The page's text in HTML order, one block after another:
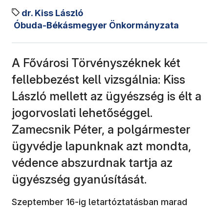
dr. Kiss László
Óbuda-Békásmegyer Önkormányzata
A Fővárosi Törvényszéknek két
fellebbezést kell vizsgálnia: Kiss
László mellett az ügyészség is élt a
jogorvoslati lehetőséggel.
Zamecsnik Péter, a polgármester
ügyvédje lapunknak azt mondta,
védence abszurdnak tartja az
ügyészség gyanúsítását.
Szeptember 16-ig letartóztatásban marad